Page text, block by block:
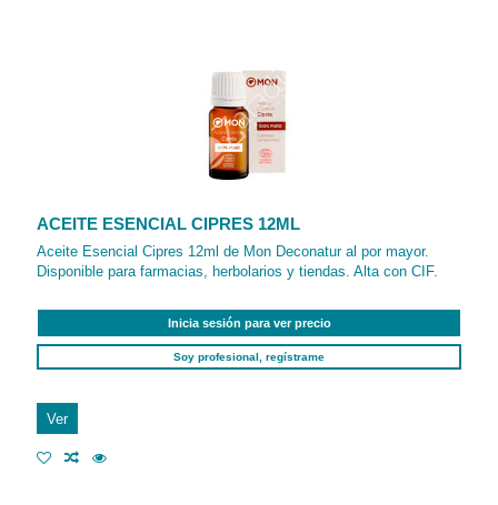
ACEITE ESENCIAL CIPRES 12ML
Aceite Esencial Cipres 12ml de Mon Deconatur al por mayor.
Disponible para farmacias, herbolarios y tiendas. Alta con CIF.
Inicia sesión para ver precio
Soy profesional, regístrame
Ver